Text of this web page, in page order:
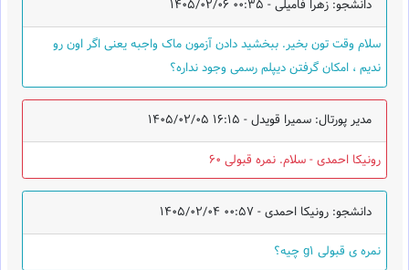
دانشجو: زهرا فامیلی - 1405/02/06 00:35
سلام وقت تون بخیر. ببخشید دادن آزمون ماک واجبه یعنی اگر اون رو
ندیم ، امکان گرفتن دیپلم رسمی وجود نداره؟
مدیر پورتال: سمیرا قویدل - 1405/02/05 16:15
رونیکا احمدی - سلام. نمره قبولی 60
دانشجو: رونیکا احمدی -1405/02/04 00:57
نمره ی قبولی g1 چیه؟